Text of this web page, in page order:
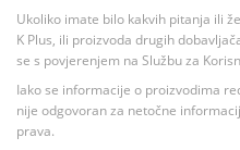
Ukoliko imate bilo kakvih pitanja ili
K Plus, ili proizvoda drugih
se s povjerenjem na Službu za
Iako se informacije o proizvodima
nije odgovoran za netočne
prava.